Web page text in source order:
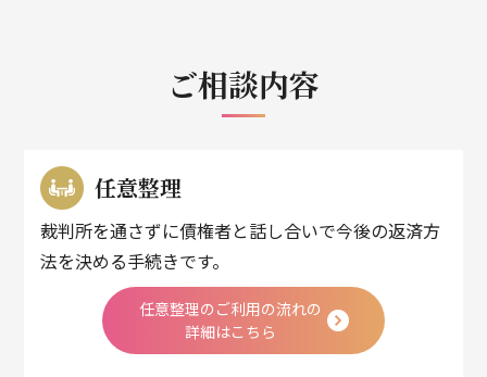
ご相談内容
任意整理
裁判所を通さずに債権者と話し合いで今後の返済方
法を決める手続きです。
任意整理のご利用の流れの
詳細はこちら